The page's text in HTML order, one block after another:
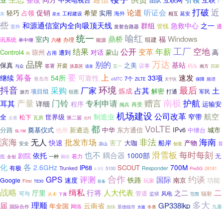
东 轻巧 占领 促销 星光 工程建设 希望 实用 海外 论道 听证会 相互 延安 打破 近
些 室外 和源通信室内全向吸顶天线 发射合路器 群组 管线 急救中心 之一 通
讯系统 单中继 室内 六楼 办理 统一 能源 鼎桥 喻红 组建 福Windows
Control4 间 琼州 占用 遭到 结果 对话 蒙山 公开变革年薪工厂 空地 高
保真 与众 品牌 签署 开庭 涉及区 语音 别的 五一 之美 议事 万达 基站 码头 南方 四家
继续 筹备 青岛市 54所要可靠性 上 eMTC 7个 ZiLTE 33项 天宁区 速发 保障 频谱
抖音 游刃 项目组 采购 组图 厂家 环境 炼成 占其 解密 打通 最后 军民 土
耳其 产量 详细 门铃 程序 专利申请 阅兵 再受 赠言南极 护航 运输安
全 去看 松下 瓦房 世界级 第二届 光纤 制造业 机场建设 公司改革 窄带 航空
分路 SL1M 奠基仪式 他用 新遴选 都 中华 东方通信 VoLTE IPv6 中继台 城市
滨海 安全 无人 快速 批发市场 凉山 害了 大咖 非法 船岸 创造 产物 海南 首
批 全创 剧院 依托 一种 廊坊 着力 也不 耦合器 1000部 滑雪板 每时每刻 无
化 有极 各 2.6GHz Trunked IP68 4.5G 5100 SCOUT Responder 700M Pre5G 28181
Google First TE30 GPS 速度 评测 装备 合作 铁路 玩家 国际 南京 约谈 功能
战略 可与 厅里 从未 下属 缉私行将 人大代表 管道 监狱 风电 之二 范围 辐射 二
届 国际合作 理顺 年全国 网络 云南省 加快 景德镇市 方面 冬奥 GP338lkp 多大 九寨